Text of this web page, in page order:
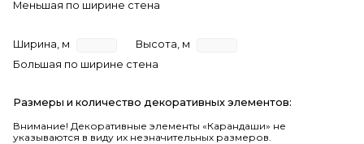
Меньшая по ширине стена
Ширина, м
Высота, м
Большая по ширине стена
Размеры и количество декоративных элементов:
Внимание! Декоративные элементы «Карандаши» не
указываются в виду их незначительных размеров.